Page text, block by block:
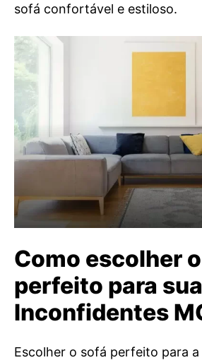
sofá confortável e estiloso.
Como escolher
perfeito para
Inconfidentes
Escolher o sofá perfeito para a